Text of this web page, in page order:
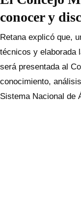
conocer y
Retana explicó que,
técnicos y elaborada
será presentada al
conocimiento,
Sistema Nacional de